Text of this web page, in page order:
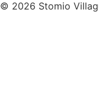
© 2026 Stomio